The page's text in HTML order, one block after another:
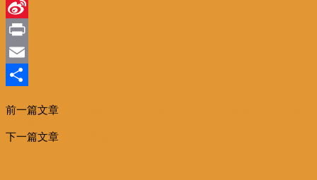
Line
Sina
Weibo
Print
Email
前一篇文章
下一篇文章